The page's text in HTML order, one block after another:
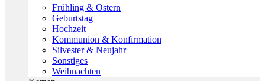
Frühling & Ostern
Geburtstag
Hochzeit
Kommunion & Konfirmation
Silvester & Neujahr
Sonstiges
Weihnachten